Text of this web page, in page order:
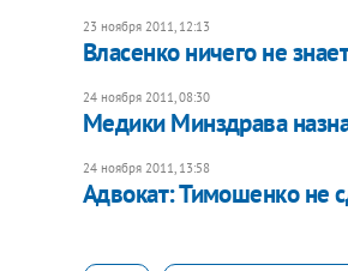
23 ноября 2011, 12:13
Власенко ничего не
24 ноября 2011, 08:30
Медики Минздрава
24 ноября 2011, 13:58
Адвокат: Тимошенко не